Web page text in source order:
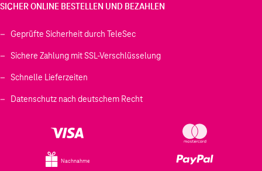
SICHER ONLINE BESTELLEN UND BEZAHLEN
Geprüfte Sicherheit durch TeleSec
Sichere Zahlung mit SSL-Verschlüsselung
Schnelle Lieferzeiten
Datenschutz nach deutschem Recht
Nachnahme